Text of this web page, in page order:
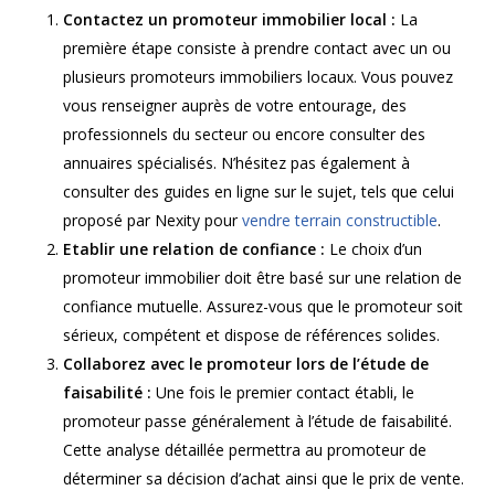
Contactez un promoteur immobilier local : La
première étape consiste à prendre contact avec un ou
plusieurs promoteurs immobiliers locaux. Vous pouvez
vous renseigner auprès de votre entourage, des
professionnels du secteur ou encore consulter des
annuaires spécialisés. N’hésitez pas également à
consulter des guides en ligne sur le sujet, tels que celui
proposé par Nexity pourvendre terrain constructible.
Etablir une relation de confiance : Le choix d’un
promoteur immobilier doit être basé sur une relation de
confiance mutuelle. Assurez-vous que le promoteur soit
sérieux, compétent et dispose de références solides.
Collaborez avec le promoteur lors de l’étude de
faisabilité : Une fois le premier contact établi, le
promoteur passe généralement à l’étude de faisabilité.
Cette analyse détaillée permettra au promoteur de
déterminer sa décision d’achat ainsi que le prix de vente.